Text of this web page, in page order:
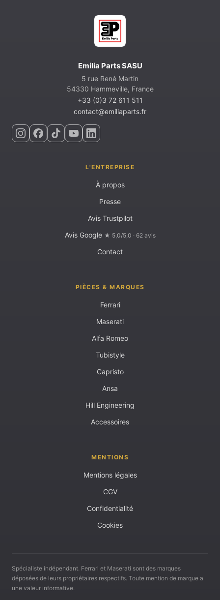
Emilia Parts SASU
5 rue René Martin
54330 Hammeville, France
+33 (0)3 72 611 511
contact@emiliaparts.fr
L'ENTREPRISE
À propos
Presse
Avis Trustpilot
Avis Google ★ 5,0/5,0 · 62 avis
Contact
PIÈCES & MARQUES
Ferrari
Maserati
Alfa Romeo
Tubistyle
Capristo
Ansa
Hill Engineering
Accessoires
MENTIONS
Mentions légales
CGV
Confidentialité
Cookies
Spécialiste indépendant. Ferrari et Maserati sont des marques
déposées de leurs propriétaires respectifs. Toute mention de marque a
une valeur informative.